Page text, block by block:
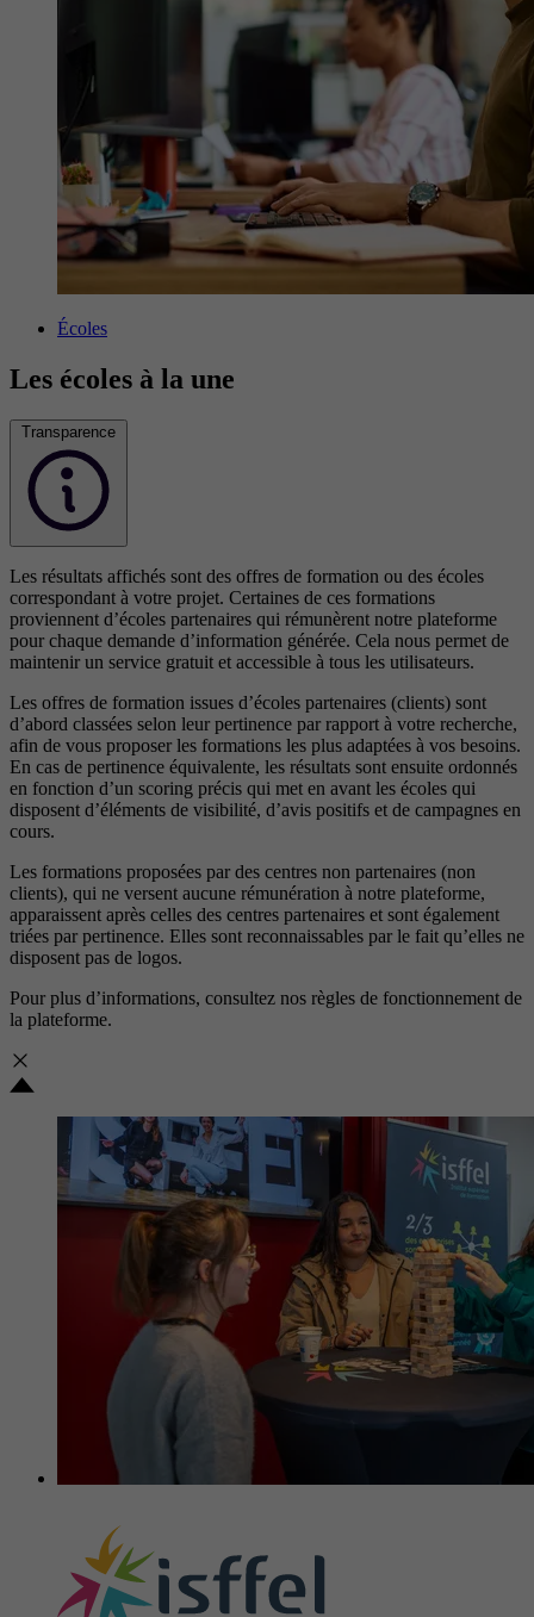
Écoles
Les écoles à la une
Transparence
Les résultats affichés sont des offres de formation ou des écoles
correspondant à votre projet. Certaines de ces formations
proviennent d’écoles partenaires qui rémunèrent notre plateforme
pour chaque demande d’information générée. Cela nous permet de
maintenir un service gratuit et accessible à tous les utilisateurs.
Les offres de formation issues d’écoles partenaires (clients) sont
d’abord classées selon leur pertinence par rapport à votre recherche,
afin de vous proposer les formations les plus adaptées à vos besoins.
En cas de pertinence équivalente, les résultats sont ensuite ordonnés
en fonction d’un scoring précis qui met en avant les écoles qui
disposent d’éléments de visibilité, d’avis positifs et de campagnes en
cours.
Les formations proposées par des centres non partenaires (non
clients), qui ne versent aucune rémunération à notre plateforme,
apparaissent après celles des centres partenaires et sont également
triées par pertinence. Elles sont reconnaissables par le fait qu’elles ne
disposent pas de logos.
Pour plus d’informations, consultez nos règles de fonctionnement de
la plateforme.